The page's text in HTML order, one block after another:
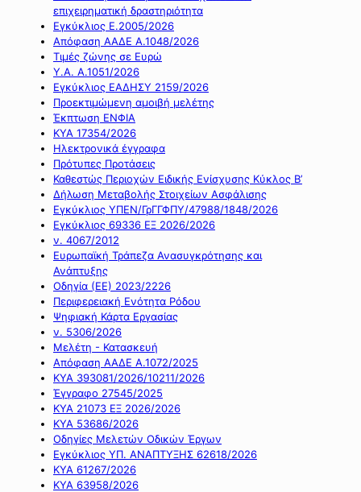
επιχειρηματική δραστηριότητα
Εγκύκλιος Ε.2005/2026
Απόφαση ΑΑΔΕ Α.1048/2026
Τιμές ζώνης σε Ευρώ
Υ.Α. Α.1051/2026
Εγκύκλιος ΕΑΔΗΣΥ 2159/2026
Προεκτιμώμενη αμοιβή μελέτης
Έκπτωση ΕΝΦΙΑ
ΚΥΑ 17354/2026
Ηλεκτρονικά έγγραφα
Πρότυπες Προτάσεις
Καθεστώς Περιοχών Ειδικής Ενίσχυσης Κύκλος Β’
Δήλωση Μεταβολής Στοιχείων Ασφάλισης
Εγκύκλιος ΥΠΕΝ/ΓρΓΓΦΠΥ/47988/1848/2026
Εγκύκλιος 69336 ΕΞ 2026/2026
ν. 4067/2012
Ευρωπαϊκή Τράπεζα Ανασυγκρότησης και
Ανάπτυξης
Οδηγία (ΕΕ) 2023/2226
Περιφερειακή Ενότητα Ρόδου
Ψηφιακή Κάρτα Εργασίας
ν. 5306/2026
Μελέτη - Κατασκευή
Απόφαση ΑΑΔΕ Α.1072/2025
ΚΥΑ 393081/2026/10211/2026
Έγγραφο 27545/2025
ΚΥΑ 21073 ΕΞ 2026/2026
ΚΥΑ 53686/2026
Οδηγίες Μελετών Οδικών Έργων
Εγκύκλιος ΥΠ. ΑΝΑΠΤΥΞΗΣ 62618/2026
ΚΥΑ 61267/2026
ΚΥΑ 63958/2026